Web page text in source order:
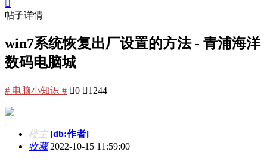

帖子详情
win7系统恢复出厂设置的方法 - 青浦海洋
数码电脑城
# 电脑小知识 # 0 1244
楼主 [db:作者]
收藏2022-10-15 11:59:00